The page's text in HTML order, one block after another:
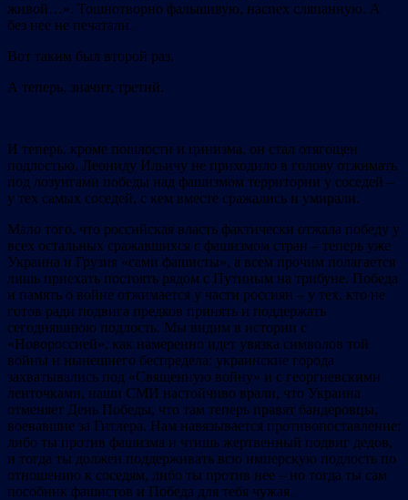
живой…». Тошнотворно фальшивую, наспех сляпанную. А
без нее не печатали.
Вот таким был второй раз.
А теперь, значит, третий.
И теперь, кроме пошлости и цинизма, он стал отягощен
подлостью. Леониду Ильичу не приходило в голову отжимать
под лозунгами победы над фашизмом территории у соседей –
у тех самых соседей, с кем вместе сражались и умирали.
Мало того, что российская власть фактически отжала победу у
всех остальных сражавшихся с фашизмом стран – теперь уже
Украина и Грузия «сами фашисты», а всем прочим полагается
лишь приехать постоять рядом с Путиным на трибуне. Победа
и память о войне отжимается у части россиян – у тех, кто не
готов ради подвига предков принять и поддержать
сегодняшнюю подлость. Мы видим в истории с
«Новороссией», как намеренно идет увязка символов той
войны и нынешнего беспредела: украинские города
захватывались под «Священную войну» и с георгиевскими
ленточками, наши СМИ настойчиво врали, что Украина
отменяет День Победы, что там теперь правят бандеровцы,
воевавшие за Гитлера. Нам навязывается противопоставление:
либо ты против фашизма и чтишь жертвенный подвиг дедов,
и тогда ты должен поддерживать всю имперскую подлость по
отношению к соседям, либо ты против нее – но тогда ты сам
пособник фашистов и Победа для тебя чужая.